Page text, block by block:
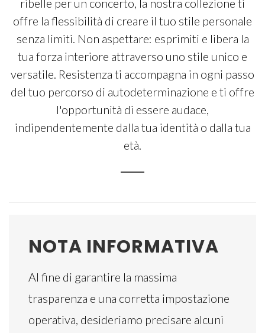
ribelle per un concerto, la nostra collezione ti
offre la flessibilità di creare il tuo stile personale
senza limiti. Non aspettare: esprimiti e libera la
tua forza interiore attraverso uno stile unico e
versatile. Resistenza ti accompagna in ogni passo
del tuo percorso di autodeterminazione e ti offre
l'opportunità di essere audace,
indipendentemente dalla tua identità o dalla tua
età.
NOTA INFORMATIVA
Al fine di garantire la massima
trasparenza e una corretta impostazione
operativa, desideriamo precisare alcuni